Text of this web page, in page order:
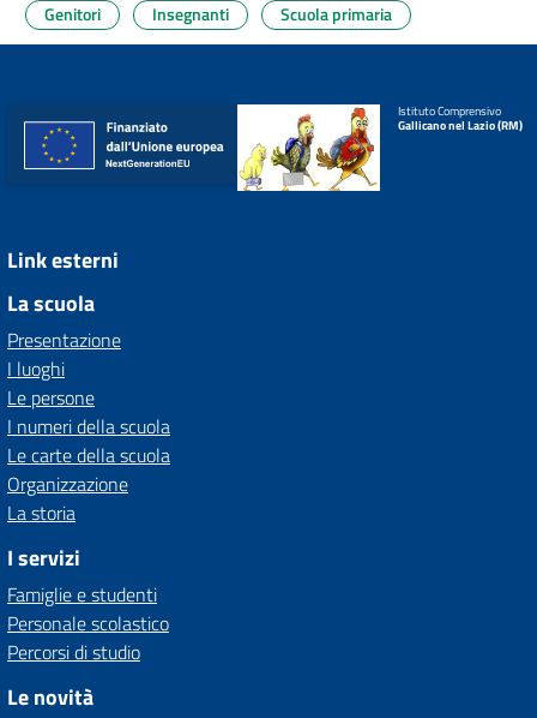
Genitori
Insegnanti Scuola primaria
Istituto Comprensivo
Gallicano nel Lazio (RM)
Link esterni
La scuola
Presentazione
I luoghi
Le persone
I numeri della scuola
Le carte della scuola
Organizzazione
La storia
I servizi
Famiglie e studenti
Personale scolastico
Percorsi di studio
Le novità